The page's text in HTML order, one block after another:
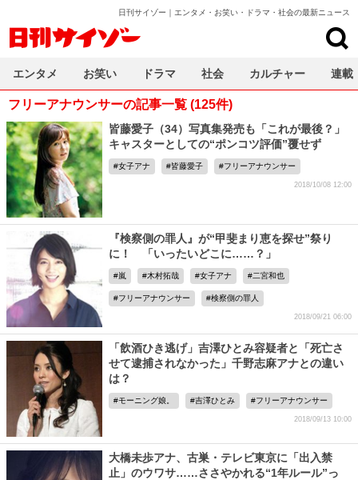
日刊サイゾー｜エンタメ・お笑い・ドラマ・社会の最新ニュース
フリーアナウンサーの記事一覧 (125件)
皆藤愛子（34）写真集発売も「これが最後？」
キャスターとしての“ポンコツ評価”覆せず
女子アナ 皆藤愛子 フリーアナウンサー
2018/10/08 12:00
『検察側の罪人』が“甲斐まり恵を探せ”祭り
に！ 「いったいどこに……？」
嵐 木村拓哉 女子アナ 二宮和也
フリーアナウンサー 検察側の罪人
2018/09/21 06:00
「飲酒ひき逃げ」吉澤ひとみ容疑者と「死亡さ
せて逮捕されなかった」千野志麻アナとの違い
は？
モーニング娘。 吉澤ひとみ フリーアナウンサー
2018/09/13 10:00
大橋未歩アナ、古巣・テレビ東京に「出入禁
止」のウワサ……ささやかれる“1年ルール”っ
エンタメ お笑い ドラマ 社会 カルチャー 連載